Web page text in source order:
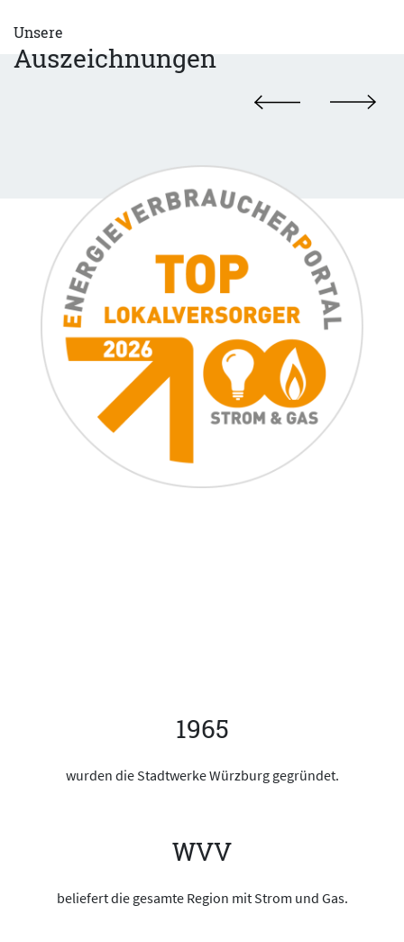
Unsere
Auszeichnungen
1965
wurden die Stadtwerke Würzburg gegründet.
WVV
beliefert die gesamte Region mit Strom und Gas.